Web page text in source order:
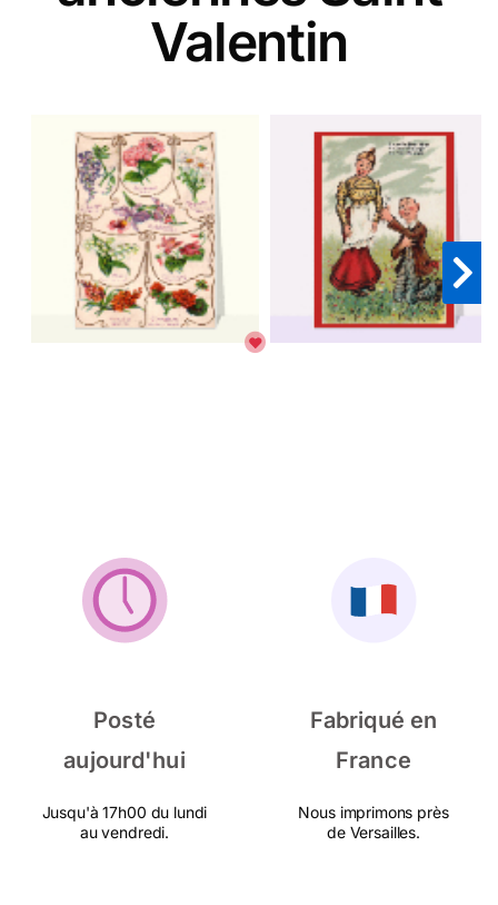
Valentin
Posté
aujourd'hui
Jusqu'à 17h00 du lundi
au vendredi.
Fabriqué en
France
Nous imprimons près
de Versailles.